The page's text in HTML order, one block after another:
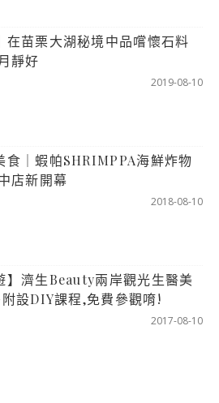
在苗栗大湖秘境中品嚐懷石料
靜好
2019-08-10
食｜蝦帕SHRIMPPA海鮮炸物
店新開幕
2018-08-10
】濟生Beauty兩岸觀光生醫美
設DIY課程,免費參觀唷!
2017-08-10